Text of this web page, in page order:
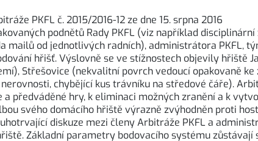
PKFL č. 2015/2016-12 ze dne 15. srpna 2016
podnětů Rady PKFL (viz například
mailů od jednotlivých radních), administrátora PKFL,
hřišť. Výslovně se ve stížnostech objevily hřiště
Střešovice (nekvalitní povrch vedoucí opakovaně
chybějící kus trávníku na středové čáře).
a předváděné hry, k eliminaci možných zranění a k
svého domácího hřiště výrazně zvýhodněn proti
diskuze mezi členy Arbitráže PKFL a
Základní parametry bodovacího systému